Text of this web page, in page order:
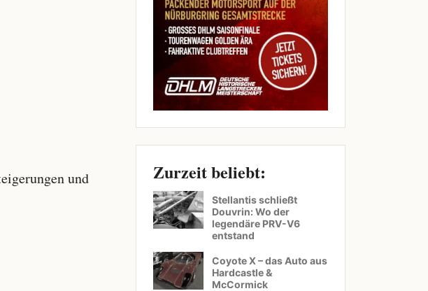
und
Zurzeit beliebt:
Stellantis schließt
Douvrin: Wo der
legendäre PRV-V6
entstand
Coyote X – das Auto aus
Hardcastle &
McCormick